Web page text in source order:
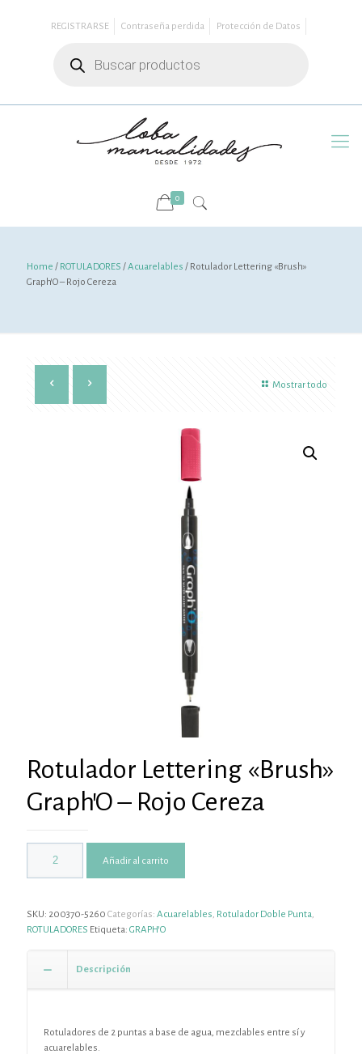
REGISTRARSE Contraseña perdida
Protección de Datos
productos
0
Home / ROTULADORES /Acuarelables / Rotulador Lettering «Brush»
Graph’O – Rojo Cereza
Mostrar todo
Rotulador Lettering «Brush»
Graph’O – Rojo Cereza
Añadir al carrito
SKU: 200370-5260 Categorías: Acuarelables, Rotulador Doble Punta,
ROTULADORES Etiqueta: GRAPH'O
Descripción
Rotuladores de 2 puntas a base de agua, mezclables entre sí y
acuarelables.